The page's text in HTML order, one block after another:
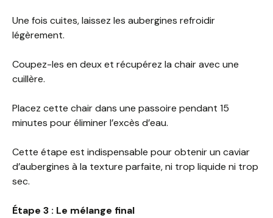
Une fois cuites, laissez les aubergines refroidir
légèrement.
Coupez-les en deux et récupérez la chair avec une
cuillère.
Placez cette chair dans une passoire pendant 15
minutes pour éliminer l’excès d’eau.
Cette étape est indispensable pour obtenir un caviar
d’aubergines à la texture parfaite, ni trop liquide ni trop
sec.
Étape 3 : Le mélange final